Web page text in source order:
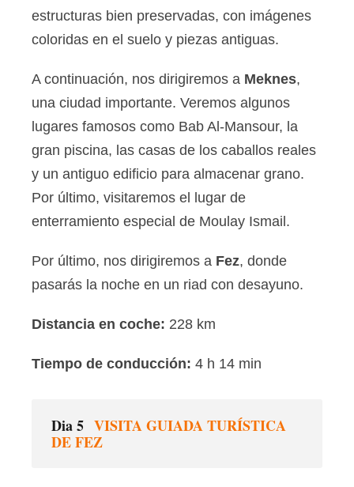
estructuras bien preservadas, con imágenes
coloridas en el suelo y piezas antiguas.
A continuación, nos dirigiremos a Meknes,
una ciudad importante. Veremos algunos
lugares famosos como Bab Al-Mansour, la
gran piscina, las casas de los caballos reales
y un antiguo edificio para almacenar grano.
Por último, visitaremos el lugar de
enterramiento especial de Moulay Ismail.
Por último, nos dirigiremos a Fez, donde
pasarás la noche en un riad con desayuno.
Distancia en coche: 228 km
Tiempo de conducción: 4 h 14 min
Dia 5 VISITA GUIADA TURÍSTICA
DE FEZ